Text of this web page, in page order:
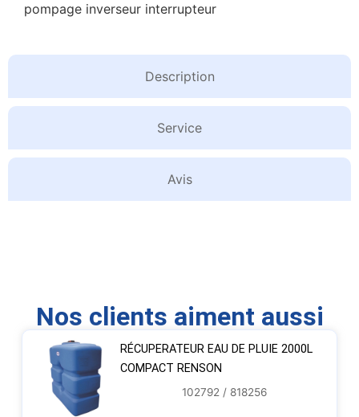
Description
Service
Avis
pompage inverseur interrupteur
Nos clients aiment aussi
RÉCUPERATEUR EAU DE PLUIE 2000L
COMPACT RENSON
102792 / 818256